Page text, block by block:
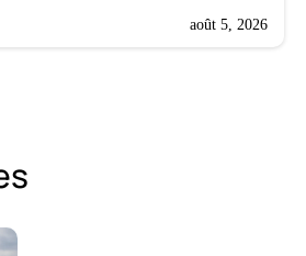
août 5, 2026